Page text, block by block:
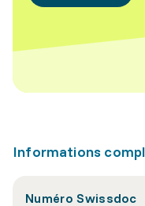
Informations
Numéro Swissdoc